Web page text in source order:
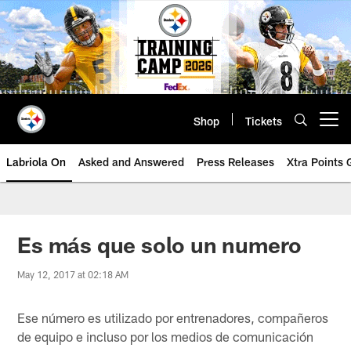
Skip
to
main
content
Shop Tickets
Labriola On Asked and Answered Press Releases Xtra Points
Es más que solo un numero
May 12, 2017 at 02:18 AM
Ese número es utilizado por entrenadores, compañeros
de equipo e incluso por los medios de comunicación